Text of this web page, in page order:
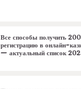
Все способы получить
регистрацию в онлайн-
— актуальный список